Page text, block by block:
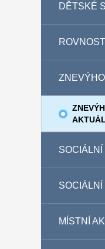
DĚTSKÉ
SOCIÁLNÍ
SOCIÁLNÍ
MÍSTNÍ